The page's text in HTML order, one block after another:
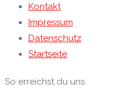
Kontakt
Impressum
Datenschutz
Startseite
So erreichst du uns